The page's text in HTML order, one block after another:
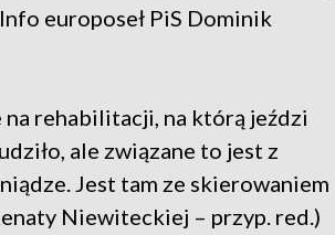
europoseł PiS Dominik
na rehabilitacji, na którą jeździ
ale związane to jest z
Jest tam ze skierowaniem
Niewiteckiej – przyp. red.)